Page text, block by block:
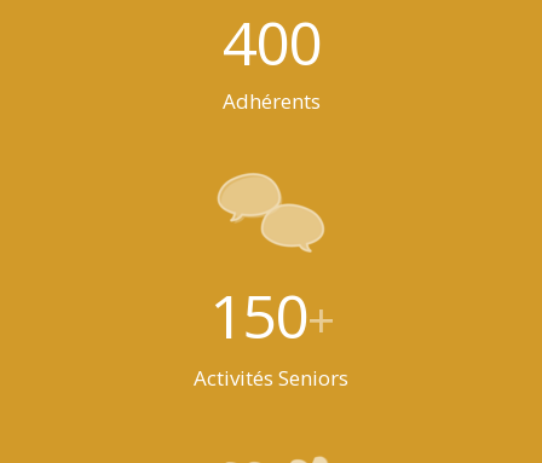
400
Adhérents
150+
Activités Seniors